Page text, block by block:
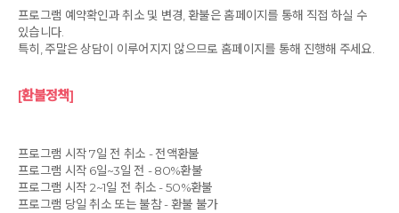
프로그램 예약확인과 취소 및 변경, 환불은 홈페이지를 통해 직접 하실 수
있습니다.
특히, 주말은 상담이 이루어지지 않으므로 홈페이지를 통해 진행해 주세요.
[환불정책]
프로그램 시작 7일 전 취소 - 전액환불
프로그램 시작 6일~3일 전 - 80%환불
프로그램 시작 2~1일 전 취소 - 50%환불
프로그램 당일 취소 또는 불참 - 환불 불가